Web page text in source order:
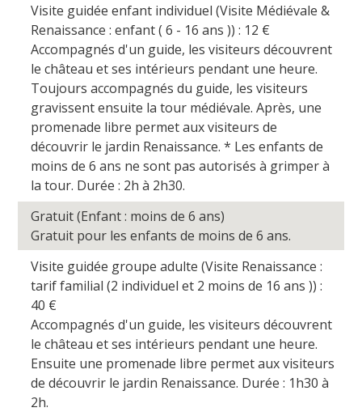
Visite guidée enfant individuel (Visite Médiévale &
Renaissance : enfant ( 6 - 16 ans )) : 12 €
Accompagnés d'un guide, les visiteurs découvrent
le château et ses intérieurs pendant une heure.
Toujours accompagnés du guide, les visiteurs
gravissent ensuite la tour médiévale. Après, une
promenade libre permet aux visiteurs de
découvrir le jardin Renaissance. * Les enfants de
moins de 6 ans ne sont pas autorisés à grimper à
la tour. Durée : 2h à 2h30.
Gratuit (Enfant : moins de 6 ans)
Gratuit pour les enfants de moins de 6 ans.
Visite guidée groupe adulte (Visite Renaissance :
tarif familial (2 individuel et 2 moins de 16 ans )) :
40 €
Accompagnés d'un guide, les visiteurs découvrent
le château et ses intérieurs pendant une heure.
Ensuite une promenade libre permet aux visiteurs
de découvrir le jardin Renaissance. Durée : 1h30 à
2h.